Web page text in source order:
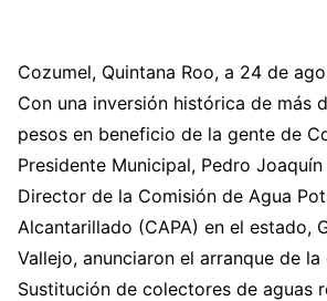
Cozumel, Quintana Roo, a 24 de
Con una inversión histórica de más
pesos en beneficio de la gente de
Presidente Municipal, Pedro
Director de la Comisión de Agua
Alcantarillado (CAPA) en el estado,
Vallejo, anunciaron el arranque de
Sustitución de colectores de aguas